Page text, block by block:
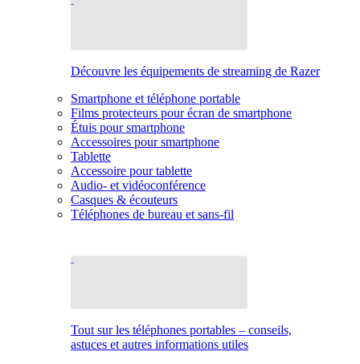
Découvre les équipements de streaming de Razer
Smartphone et téléphone portable
Films protecteurs pour écran de smartphone
Étuis pour smartphone
Accessoires pour smartphone
Tablette
Accessoire pour tablette
Audio- et vidéoconférence
Casques & écouteurs
Téléphones de bureau et sans-fil
Tout sur les téléphones portables – conseils,
astuces et autres informations utiles